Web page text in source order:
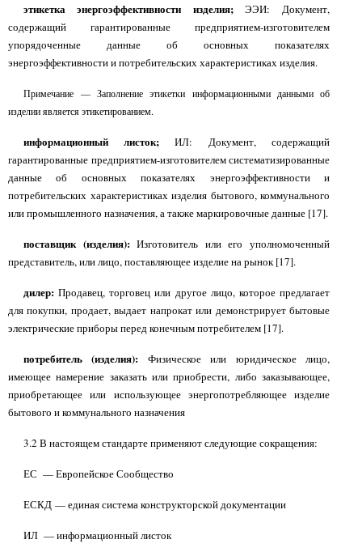
этикетка энергоэффективности изделия;ЭЭИ: Документ,
содержащий гарантированные предприятием-изготовителем
упорядоченные данные об основных показателях
энергоэффективности и потребительских характеристиках изделия.
Примечание — Заполнение этикетки информационными данными об
изделии является этикетированием.
информационный листок; ИЛ: Документ, содержащий
гарантированные предприятием-изготовителем систематизированные
данные об основных показателях энергоэффективности и
потребительских характеристиках изделия бытового, коммунального
или промышленного назначения, а также маркировочные данные [17].
поставщик (изделия):Изготовитель или его уполномоченный
представитель, или лицо, поставляющее изделие на рынок [17].
дилер:Продавец, торговец или другое лицо, которое предлагает
для покупки, продает, выдает напрокат или демонстрирует бытовые
электрические приборы перед конечным потребителем [17].
потребитель (изделия): Физическое или юридическое лицо,
имеющее намерение заказать или приобрести, либо заказывающее,
приобретающее или использующее энергопотребляющее изделие
бытового и коммунального назначения
3.2 В настоящем стандарте применяют следующие сокращения:
ЕС — Европейское Сообщество
ЕСКД — единая система конструкторской документации
ИЛ — информационный листок